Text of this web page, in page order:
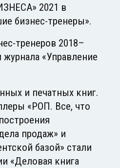
2021 в
бизнес-тренеры».
тренеров 2018–
журнала «Управление
и печатных книг.
«РОП. Все, что
продаж» и
базой» стали
«Деловая книга